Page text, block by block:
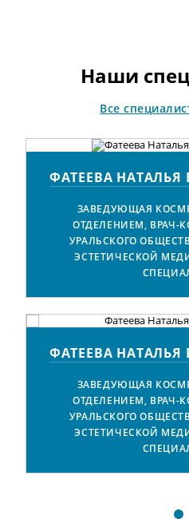
Наши
Все
ФАТЕЕВА
ЗАВЕДУЮЩАЯ
ОТДЕЛЕНИЕМ, ВРАЧ-
УРАЛЬСКОГО
ЭСТЕТИЧЕСКОЙ
ФАТЕЕВА
ЗАВЕДУЮЩАЯ
ОТДЕЛЕНИЕМ, ВРАЧ-
УРАЛЬСКОГО
ЭСТЕТИЧЕСКОЙ